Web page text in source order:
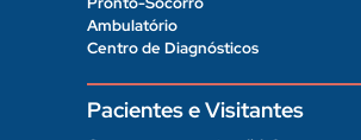
Ambulatório
Centro de Diagnósticos
Pacientes e Visitantes